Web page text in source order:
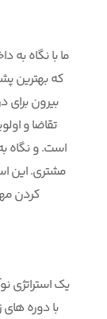
ما با نگاه به
که بهترین
بیرون
تقاضا و
است. و نگاه
مشتری. این
کردن
یک استراتژی
با دوره